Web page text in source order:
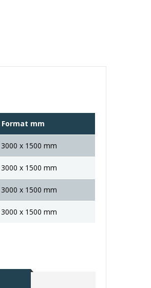
Format mm
x 1500 mm
x 1500 mm
x 1500 mm
x 1500 mm